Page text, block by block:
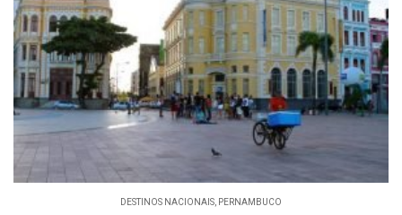
DESTINOS NACIONAIS, PERNAMBUCO